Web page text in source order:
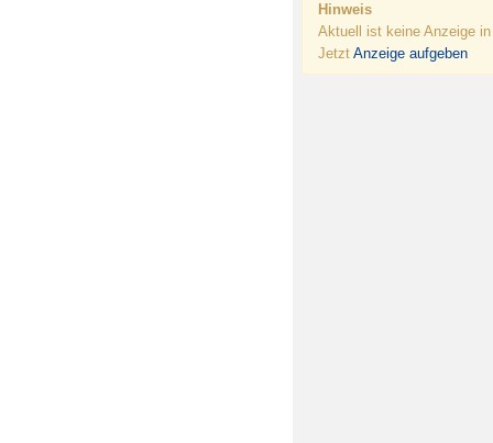
Hinweis
Aktuell ist keine Anzeige
Jetzt Anzeige aufgeben